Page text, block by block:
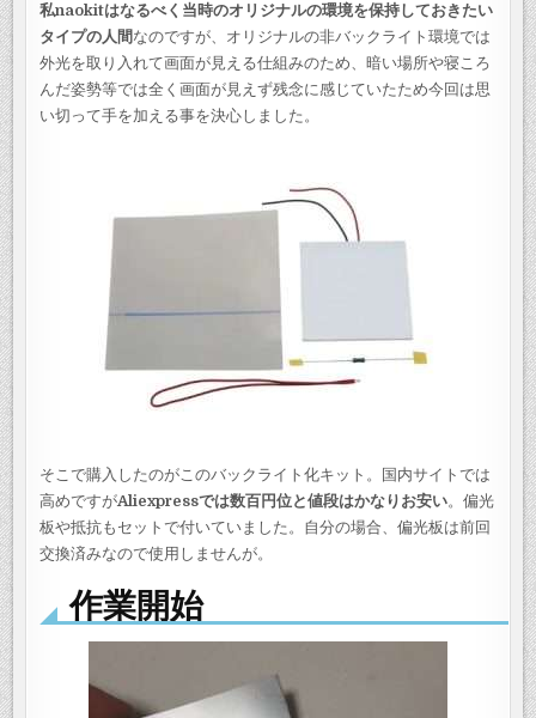
私naokitはなるべく当時のオリジナルの環境を保持しておきたい
タイプの人間 なのですが、オリジナルの非バックライト環境では
外光を取り入れて画面が見える仕組みのため、暗い場所や寝ころ
んだ姿勢等では全く画面が見えず残念に感じていたため今回は思
い切って手を加える事を決心しました。
そこで購入したのがこのバックライト化キット。国内サイトでは
高めですがAliexpressでは数百円位と値段はかなりお安い。偏光
板や抵抗もセットで付いていました。自分の場合、偏光板は前回
交換済みなので使用しませんが。
作業開始